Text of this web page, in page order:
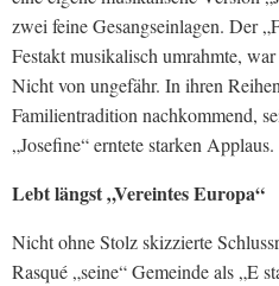
zwei feine Gesangseinlagen. Der
Festakt musikalisch umrahmte,
Nicht von ungefähr. In ihren
Familientradition nachkommend,
„Josefine“ erntete starken Applaus.
Lebt längst „Vereintes Europa“
Nicht ohne Stolz skizzierte
Rasqué „seine“ Gemeinde als „E